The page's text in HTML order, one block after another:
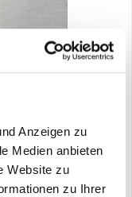
Anzeigen zu
Medien anbieten
Website zu
zu Ihrer